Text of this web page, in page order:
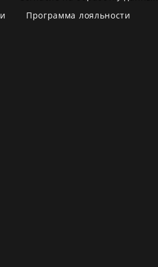
Программа лояльности